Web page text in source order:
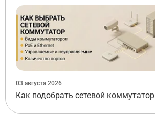
03 августа 2026
Как подобрать сетевой коммутатор